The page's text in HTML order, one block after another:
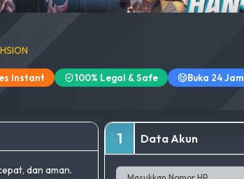
Instant 100% Legal & Safe Buka 24 Jam
dan aman.
1 Data Akun